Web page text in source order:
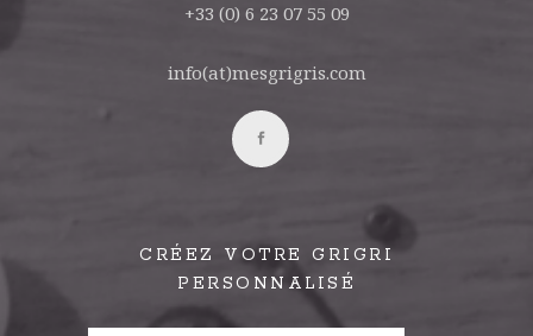
+33 (0) 6 23 07 55 09
info(at)mesgrigris.com
CRÉEZ VOTRE GRIGRI
PERSONNALISÉ